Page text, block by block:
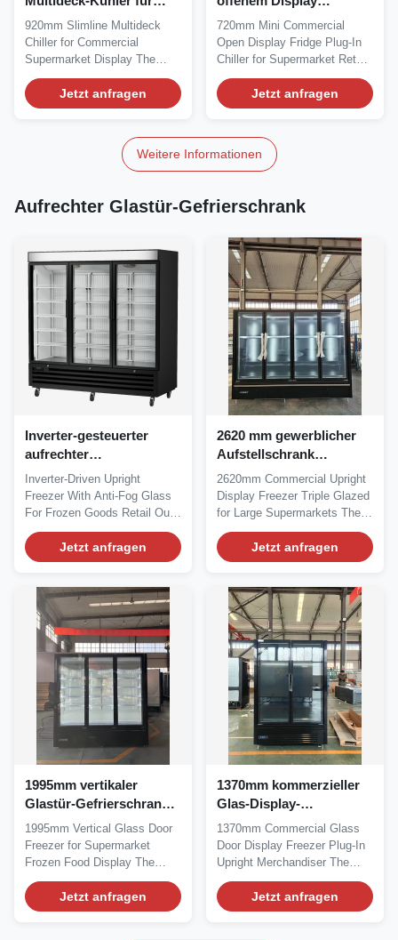
kommerzielle
Supermarktauslagen
920mm Slimline Multideck
Chiller for Commercial
Supermarket Display The
IDEA 90 offers a compact...
Jetzt anfragen
Kühlschrank
720mm Mini Commercial
Open Display Fridge Plug-In
Chiller for Supermarket Retail
The IDEA 70 is...
Jetzt anfragen
Weitere Informationen
Aufrechter Glastür-Gefrierschrank
Inverter-gesteuerter
aufrechter
Gefrierschrank mit
Antibeschlagglas für den
Einzelhandel mit
Tiefkühlkost
Inverter‑Driven Upright
Freezer With Anti‑Fog Glass
For Frozen Goods Retail Our
Advantages: KBGDM...
Jetzt anfragen
2620 mm gewerblicher
Aufstellschrank
Gefrierschrank mit
Dreifachglas für große
Supermärkte
2620mm Commercial Upright
Display Freezer Triple Glazed
for Large Supermarkets The
ELF250GF...
Jetzt anfragen
1995mm vertikaler
Glastür-Gefrierschrank
für Supermarkt-
Tiefkühlkost-Auslagen
1995mm Vertical Glass Door
Freezer for Supermarket
Frozen Food Display The
ELF187GF series is a...
Jetzt anfragen
1370mm kommerzieller
Glas-Display-
Gefrierschrank, stehend,
mit Stecker
1370mm Commercial Glass
Door Display Freezer Plug-In
Upright Merchandiser The
ELF125GF series is...
Jetzt anfragen